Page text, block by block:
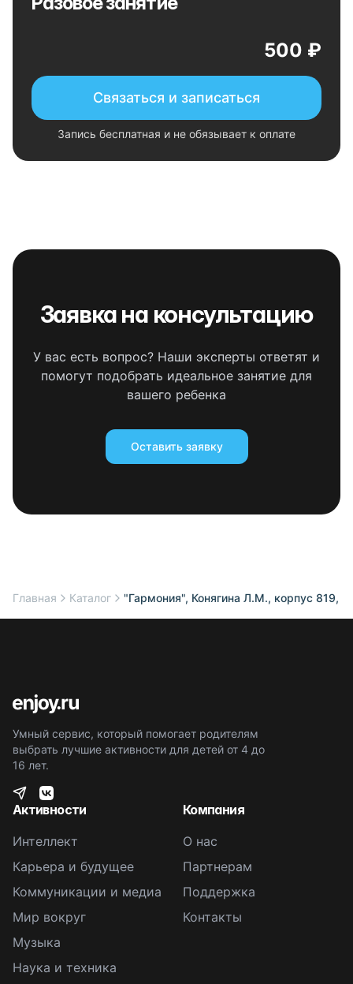
500 ₽
Связаться и записаться
Запись бесплатная и не обязывает к оплате
Заявка на консультацию
У вас есть вопрос? Наши эксперты ответят и
помогут подобрать идеальное занятие для
вашего ребенка
Оставить заявку
Главная Каталог "Гармония", Конягина Л.М., корпус 819,
Умный сервис, который помогает родителям
выбрать лучшие активности для детей от 4 до
16 лет.
Активности
Интеллект
Карьера и будущее
Коммуникации и медиа
Мир вокруг
Музыка
Наука и техника
Компания
О нас
Партнерам
Поддержка
Контакты